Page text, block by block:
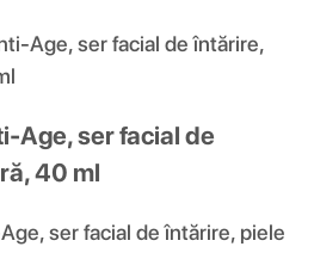
Age, ser facial de întărire,
Age, ser facial de
40 ml